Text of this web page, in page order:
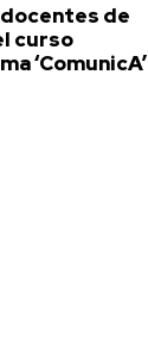
de
curso
‘ComunicA’